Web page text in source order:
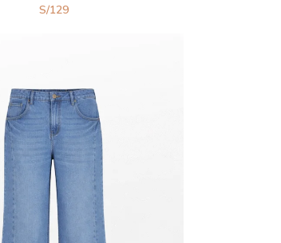
S/129